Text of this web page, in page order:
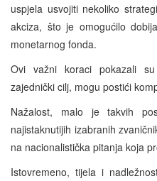
uspjela usvojiti nekoliko
akciza, što je omogućilo
monetarnog fonda.
Ovi važni koraci pokazali
zajednički cilj, mogu postići
Nažalost, malo je takvih
najistaknutijih izabranih
na nacionalistička pitanja koja
Istovremeno, tijela i